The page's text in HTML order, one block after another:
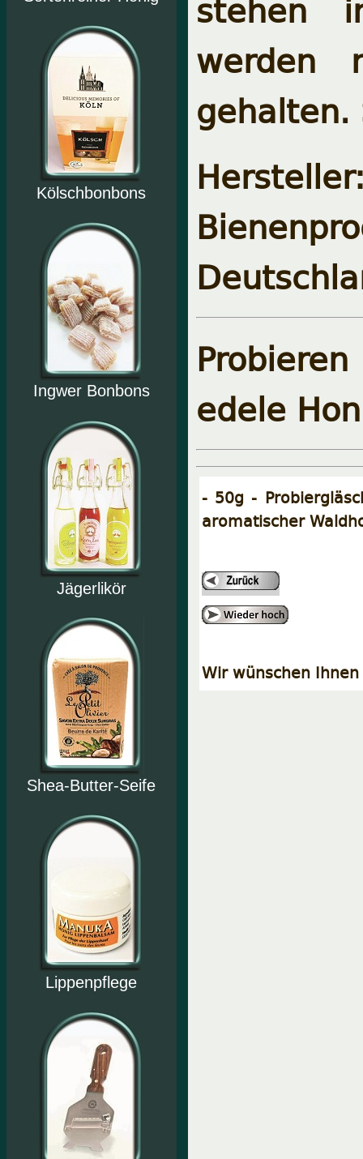
Kölschbonbons
Ingwer Bonbons
Jägerlikör
Shea-Butter-Seife
Lippenpflege
werden
edele
- 50g -
aromatischer
Wir wünschen